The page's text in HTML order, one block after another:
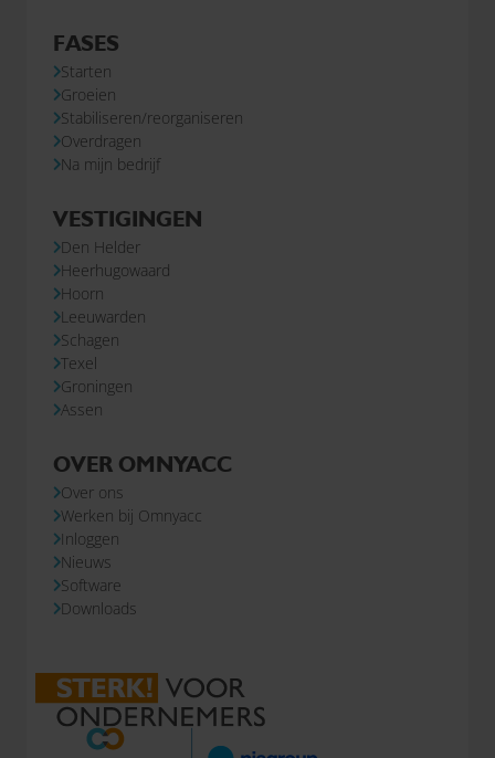
FASES
Starten
Groeien
Stabiliseren/reorganiseren
Overdragen
Na mijn bedrijf
VESTIGINGEN
Den Helder
Heerhugowaard
Hoorn
Leeuwarden
Schagen
Texel
Groningen
Assen
OVER OMNYACC
Over ons
Werken bij Omnyacc
Inloggen
Nieuws
Software
Downloads